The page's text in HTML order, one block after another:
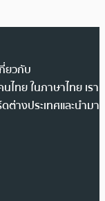
ยวกับ
ไทย ในภาษาไทย เรา
ต่างประเทศและนำมา